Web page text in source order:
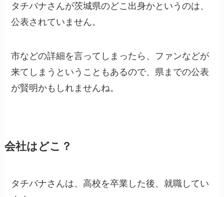
タチバナさんが茨城県のどこ出身かというのは、
公表されていません。
市などの詳細を言ってしまったら、ファンなどが
来てしまうということもあるので、県までの公表
が賢明かもしれませんね。
会社はどこ？
タチバナさんは、高校を卒業した後、就職してい